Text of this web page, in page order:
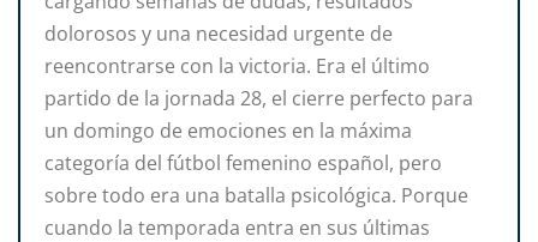
dolorosos y una necesidad urgente de
reencontrarse con la victoria. Era el último
partido de la jornada 28, el cierre perfecto para
un domingo de emociones en la máxima
categoría del fútbol femenino español, pero
sobre todo era una batalla psicológica. Porque
cuando la temporada entra en sus últimas